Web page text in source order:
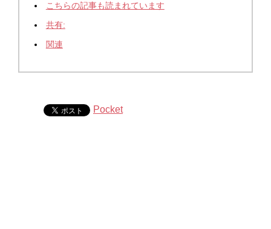
こちらの記事も読まれています
共有:
関連
Pocket